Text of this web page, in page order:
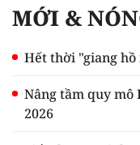
MỚI &
Hết thời "giang
Nâng tầm quy mô
2026